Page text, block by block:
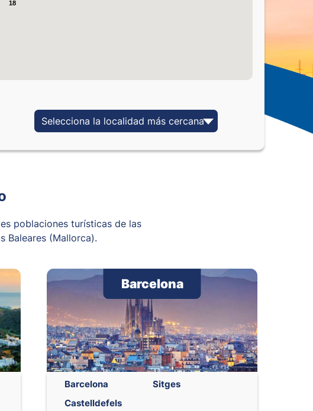
18
Selecciona la localidad más cercana
poblaciones turísticas de las
Baleares (Mallorca).
Barcelona
Barcelona
Sitges
Castelldefels